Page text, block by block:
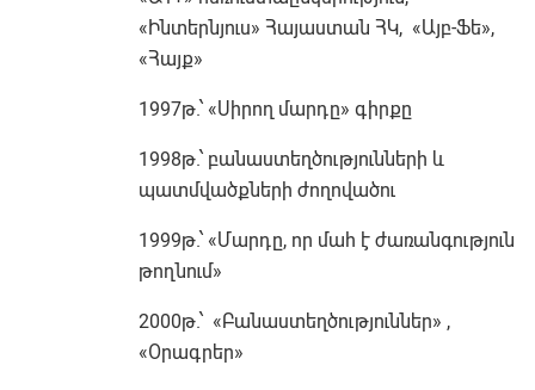
«Ինտերնյուս» Հայաստան ՀԿ, «Այբ-Ֆե»,
«Հայք»
1997թ.՝ «Սիրող մարդը» գիրքը
1998թ.՝ բանաստեղծությունների և
պատմվածքների ժողովածու
1999թ.՝ «Մարդը, որ մահ է ժառանգություն
թողնում»
2000թ.՝ «Բանաստեղծություններ» ,
«Օրագրեր»